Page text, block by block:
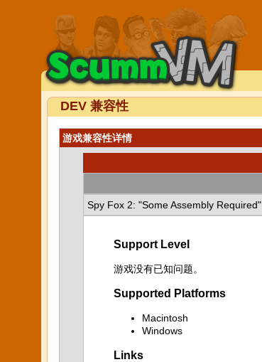
DEV 兼容性
游戏兼容性详情
Spy Fox 2: "Some Assembly Required"
Support Level
游戏没有已知问题。
Supported Platforms
Macintosh
Windows
Links